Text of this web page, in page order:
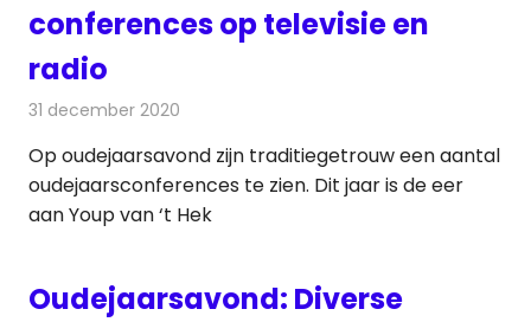
conferences op televisie en
radio
31 december 2020
Op oudejaarsavond zijn traditiegetrouw een aantal
oudejaarsconferences te zien. Dit jaar is de eer
aan Youp van ‘t Hek
Oudejaarsavond: Diverse